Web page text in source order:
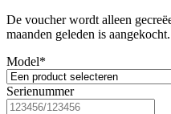
De voucher wordt alleen
maanden geleden is aangekocht.
Model*
Serienummer